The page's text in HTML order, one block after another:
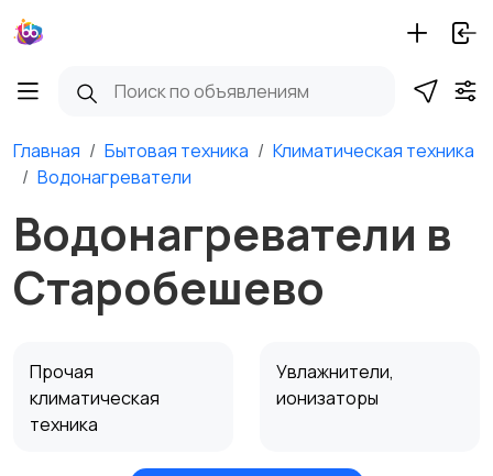
Главная Бытовая техника
Климатическая техника
Водонагреватели
Водонагреватели в
Старобешево
Прочая
климатическая
техника
Увлажнители,
ионизаторы